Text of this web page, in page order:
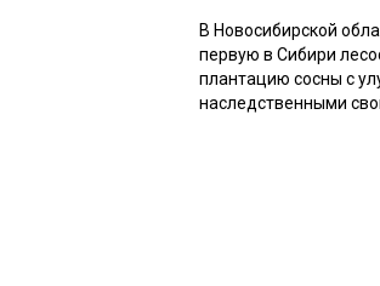
В Новосибирской
первую в Сибири
плантацию сосны с
наследственными